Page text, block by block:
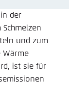
der
und zum
Wärme
ist sie für